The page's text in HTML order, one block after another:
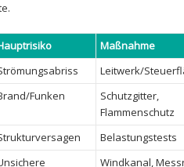
Maßnahme
Leitwerk/
Funken
Schutzgitter,⁣
Flammenschutz
Belastungstests
Windkanal,​